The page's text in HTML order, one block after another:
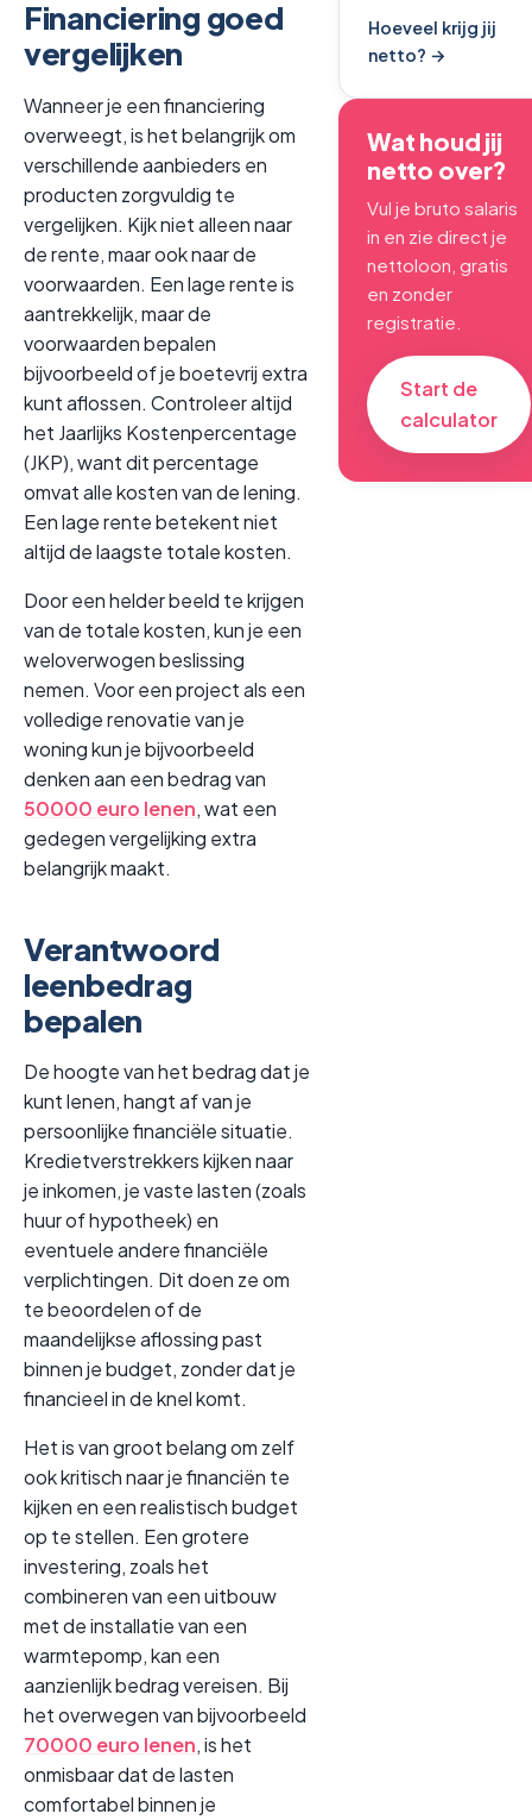
Financiering goed
vergelijken
Wanneer je een financiering
overweegt, is het belangrijk om
verschillende aanbieders en
producten zorgvuldig te
vergelijken. Kijk niet alleen naar
de rente, maar ook naar de
voorwaarden. Een lage rente is
aantrekkelijk, maar de
voorwaarden bepalen
bijvoorbeeld of je boetevrij extra
kunt aflossen. Controleer altijd
het Jaarlijks Kostenpercentage
(JKP), want dit percentage
omvat alle kosten van de lening.
Een lage rente betekent niet
altijd de laagste totale kosten.
Door een helder beeld te krijgen
van de totale kosten, kun je een
weloverwogen beslissing
nemen. Voor een project als een
volledige renovatie van je
woning kun je bijvoorbeeld
denken aan een bedrag van
50000 euro lenen, wat een
gedegen vergelijking extra
belangrijk maakt.
Verantwoord
leenbedrag
bepalen
De hoogte van het bedrag dat je
kunt lenen, hangt af van je
persoonlijke financiële situatie.
Kredietverstrekkers kijken naar
je inkomen, je vaste lasten (zoals
huur of hypotheek) en
eventuele andere financiële
verplichtingen. Dit doen ze om
te beoordelen of de
maandelijkse aflossing past
binnen je budget, zonder dat je
financieel in de knel komt.
Het is van groot belang om zelf
ook kritisch naar je financiën te
kijken en een realistisch budget
op te stellen. Een grotere
investering, zoals het
combineren van een uitbouw
met de installatie van een
warmtepomp, kan een
aanzienlijk bedrag vereisen. Bij
het overwegen van bijvoorbeeld
70000 euro lenen, is het
onmisbaar dat de lasten
comfortabel binnen je
Hoeveel krijg jij
netto? →
Wat houd jij
netto over?
Vul je bruto salaris
in en zie direct je
nettoloon, gratis
en zonder
registratie.
Start de
calculator